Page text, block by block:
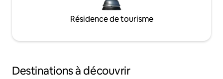
Résidence de tourisme
Destinations à découvrir